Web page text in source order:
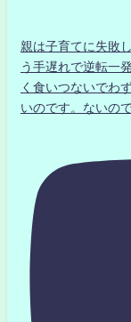
親は子育てに失敗
う手遅れで逆転一
く食いつないでわ
いのです。ないので